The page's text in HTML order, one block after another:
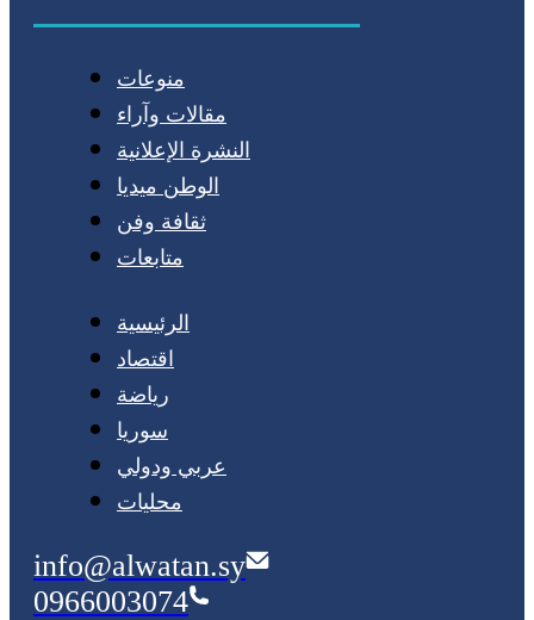
منوعات
مقالات وآراء
النشرة الإعلانية
الوطن ميديا
ثقافة وفن
متابعات
الرئيسية
اقتصاد
رياضة
سوريا
عربي ودولي
محليات
info@alwatan.sy
0966003074